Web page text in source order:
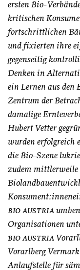
ersten Bio-
kritischen
fortschrittlichen
und fixierten ihre
gegenseitig
Denken in
ein Lernen aus den
Zentrum der
damalige
Hubert Vetter
wurden erfolgreich
die Bio-Szene
zudem mittlerweile
bio austria
Organisationen
bio austria
Vorarlberg
Anlaufstelle für